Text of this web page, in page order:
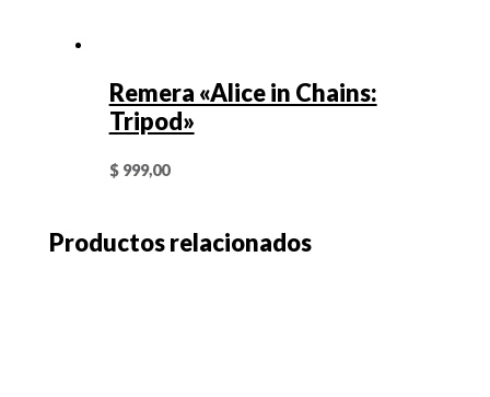
Remera «Alice in Chains:
Tripod»
$999,00
Productos relacionados